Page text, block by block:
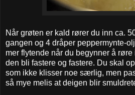
Når grøten er kald rører du inn ca.
gangen og 4 dråper peppermynte-
mer flytende når du begynner å røre
den bli fastere og fastere. Du skal
som ikke klisser noe særlig, men
så mye melis at deigen blir